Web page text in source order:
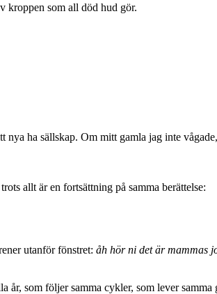
kroppen som all död hud gör.
ha sällskap. Om mitt gamla jag inte
allt är en fortsättning på samma berättelse:
utanför fönstret: åh hör ni det är mammas
som följer samma cykler, som lever